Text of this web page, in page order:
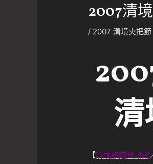
2007清
/ 2007 清境火把節
【清境旅遊資訊網